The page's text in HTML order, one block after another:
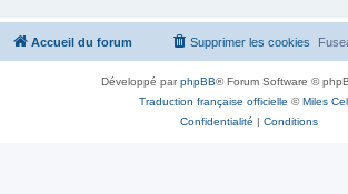
Accueil du forum Supprimer les cookies
Développé parphpBB® Forum Software ©
Traduction française officielle ©Miles
Confidentialité | Conditions